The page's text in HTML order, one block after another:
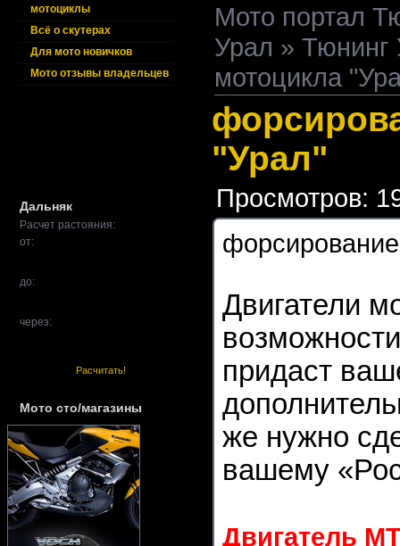
мотоциклы
Всё о скутерах
Для мото новичков
Мото отзывы владельцев
Дальняк
Расчет растояния:
от:
до:
через:
Расчитать!
Мото сто/магазины
Мото портал
Урал » Тюнинг
мотоцикла
"Урал"
Просмотров:
Двигатели
придаст
же нужно
вашему
Двигатель